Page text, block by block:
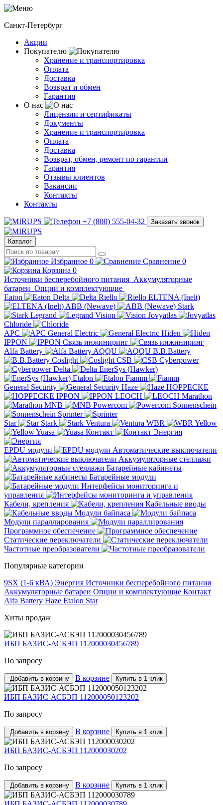
Санкт-Петербург
Акции
Покупателю
Хранение и транспортировка
Оплата
Доставка
Возврат и обмен
Гарантия
О нас
Лицензии и сертификаты
Документы
Хранение и транспортировка
Оплата
Доставка
Возврат, обмен, ремонт по гарантии
Гарантия
Отзывы клиентов
Вакансии
Контакты
Контакты
+7 (800) 555-04-32 Заказать звонок
Каталог
Избранное 0 Сравнение 0
Корзина 0
Источники бесперебойного питания Аккумуляторные
батареи Опции и комплектующие
Eaton
Delta Riello
ELTENA (Inelt)
ABB (Newave)
Stark
Legrand
Vision
Jovyatlas
Chloride
APC
General Electric
Hiden
IPPON
Связь инжиниринг
Alfa Battery
AQQU
B.B.Battery
Coslight
CSB
Cyberpower
Delta
EnerSys (Hawker)
Etalon
Fiamm
General Security
Haze
HOPPECKE
IPPON
LEOCH
Marathon
MNB
Powercom
Sonnenschein
Sprinter
Star
Stark Ventura WBR
Yellow
Yuasa
Контакт Энергия
EPDU модули
Автоматические выключатели
Аккумуляторные стеллажи
Батарейные кабинеты
Батарейные модули
Интерфейсы мониторинга и
управления
Кабели, крепления
Кабельные вводы
Модули байпаса
Модули параллирования
Программное обеспечение
Статические переключатели
Частотные преобразователи
Популярные категории
9SX (1-6 кВА) Энергия Источники бесперебойного питания
Аккумуляторные батареи Опции и комплектующие Контакт
Alfa Battery Haze Etalon Star
Хиты продаж
ИБП БАЗИС-АСБЭП 112000030456789
По запросу
Добавить в корзину В корзине Купить в 1 клик
ИБП БАЗИС-АСБЭП 112000050123202
По запросу
Добавить в корзину В корзине Купить в 1 клик
ИБП БАЗИС-АСБЭП 112000030202
По запросу
Добавить в корзину В корзине Купить в 1 клик